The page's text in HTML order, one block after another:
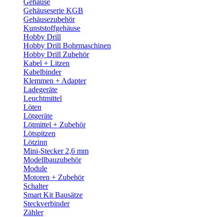
Gehäuse
Gehäuseserie KGB
Gehäusezubehör
Kunststoffgehäuse
Hobby Drill
Hobby Drill Bohrmaschinen
Hobby Drill Zubehör
Kabel + Litzen
Kabelbinder
Klemmen + Adapter
Ladegeräte
Leuchtmittel
Löten
Lötgeräte
Lötmittel + Zubehör
Lötspitzen
Lötzinn
Mini-Stecker 2,6 mm
Modellbauzubehör
Module
Motoren + Zubehör
Schalter
Smart Kit Bausätze
Steckverbinder
Zähler